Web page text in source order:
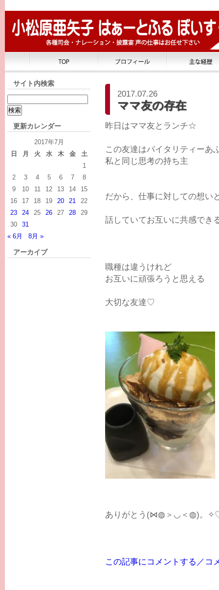
サイト内検索
更新カレンダー
2017年7月
日
月 火 水 木 金
土
1
2
3 4 5 6 7
8
9
10 11 12 13 14
15
16
17 18 19 20 21
22
23
24 25 26 27 28
29
30
31
« 6月
8月 »
アーカイブ
2017.07.26
ママ友の存在
昨日はママ友とランチ☆
この友達はバイタリティーあ
私と同じ思考の持ち主
だから、仕事に対しての想い
話していてお互いに共感でき
職種は違うけれど
お互いに頑張ろうと思える
大切な友達♡
ありがとう(⋈◍＞◡＜◍)。
この記事にコメントする／コ